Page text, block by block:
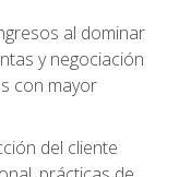
al dominar
y negociación
con mayor
del cliente